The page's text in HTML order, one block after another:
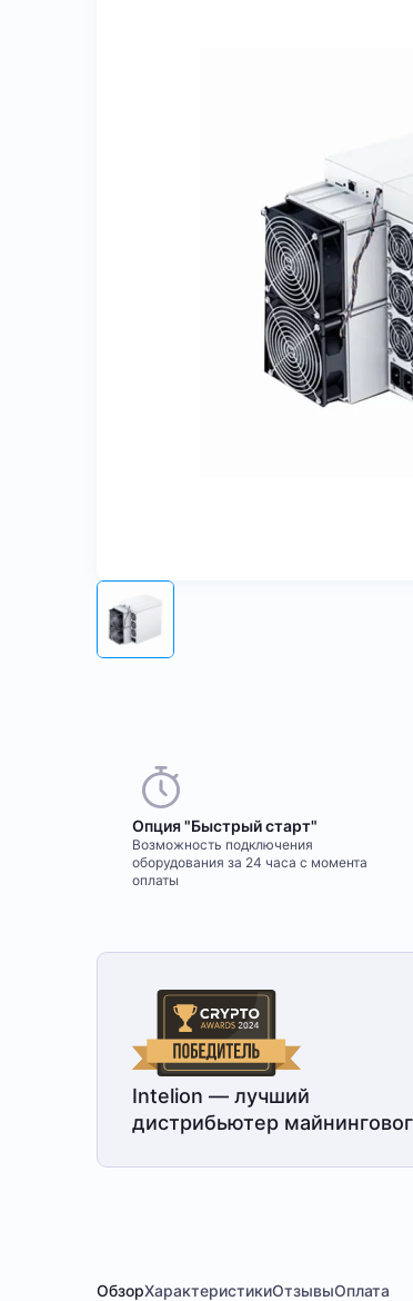
Опция "Быстрый старт"
Возможность подключения
оборудования за 24 часа с момента
оплаты
Intelion — лучший
дистрибьютер
ОбзорХарактеристикиОтзывыОплата